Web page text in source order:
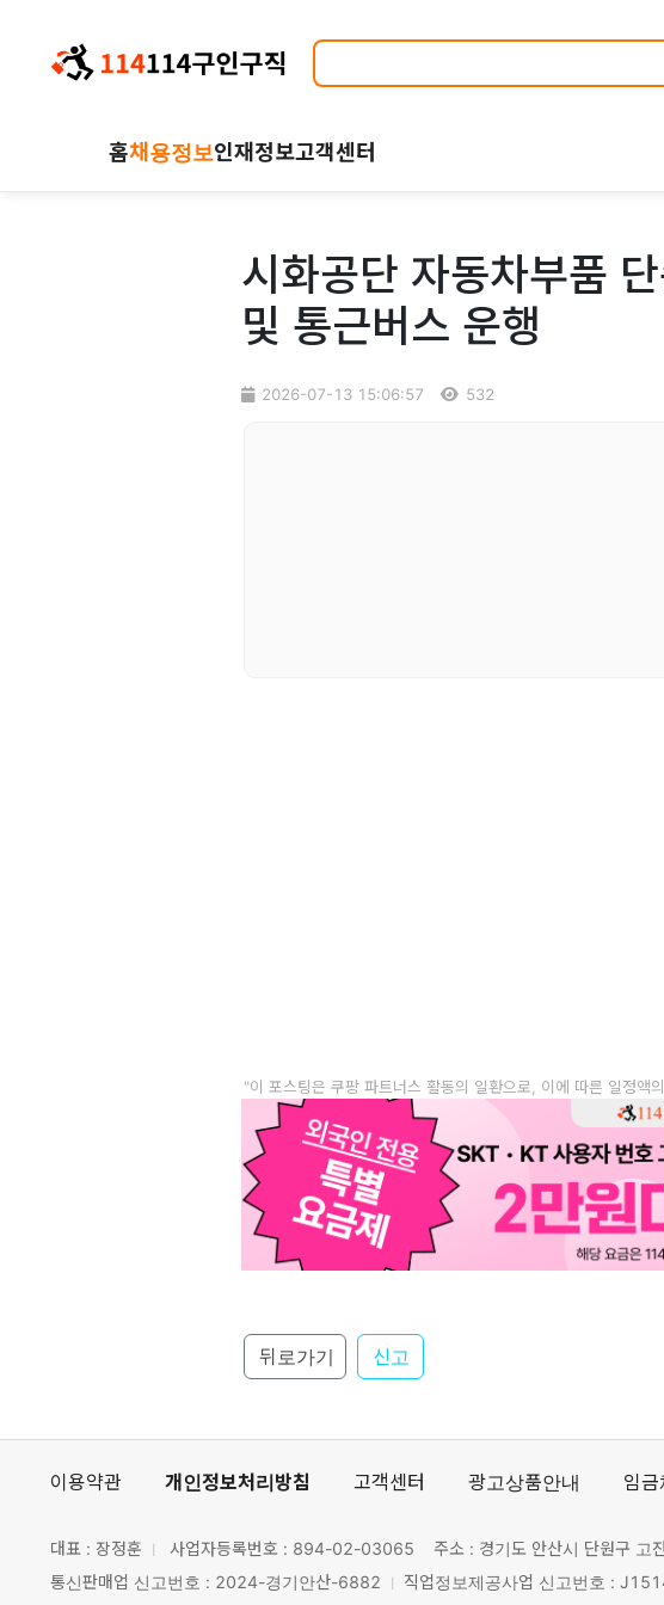
홈채용정보인재정보고객센터
시화공단 자동차부품
및 통근버스 운행
2026-07-13 15:06:57 532
"이 포스팅은 쿠팡 파트너스 활동의 일환으로, 이에 따른 일정액
뒤로가기 신고
이용약관 개인정보처리방침 고객센터 광고상품안내 임
대표 : 장정훈 사업자등록번호 : 894-02-03065
주소 : 경기도 안산시 단원구
통신판매업 신고번호 : 2024-경기안산-6882
직업정보제공사업 신고번호 :